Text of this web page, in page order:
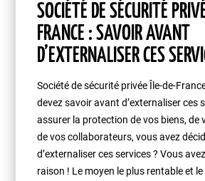
SOCIÉTÉ DE SÉCURITÉ
FRANCE : SAVOIR AVANT
D’EXTERNALISER CES
Société de sécurité privée Île-de-
devez savoir avant d’externaliser ces
assurer la protection de vos biens, de
de vos collaborateurs, vous avez
d’externaliser ces services ? Vous
raison ! Le moyen le plus rentable et